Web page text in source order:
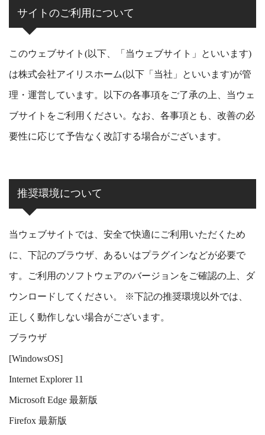
サイトのご利用について
このウェブサイト(以下、「当ウェブサイト」といいます)
は株式会社アイリスホーム(以下「当社」といいます)が管
理・運営しています。以下の各事項をご了承の上、当ウェ
ブサイトをご利用ください。なお、各事項とも、改善の必
要性に応じて予告なく改訂する場合がございます。
推奨環境について
当ウェブサイトでは、安全で快適にご利用いただくため
に、下記のブラウザ、あるいはプラグインなどが必要で
す。ご利用のソフトウェアのバージョンをご確認の上、ダ
ウンロードしてください。 ※下記の推奨環境以外では、
正しく動作しない場合がございます。
ブラウザ
[WindowsOS]
Internet Explorer 11
Microsoft Edge 最新版
Firefox 最新版